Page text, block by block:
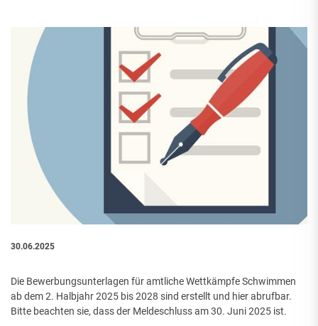
30.06.2025
Die Bewerbungsunterlagen für amtliche Wettkämpfe Schwimmen
ab dem 2. Halbjahr 2025 bis 2028 sind erstellt und hier abrufbar.
Bitte beachten sie, dass der Meldeschluss am 30. Juni 2025 ist.